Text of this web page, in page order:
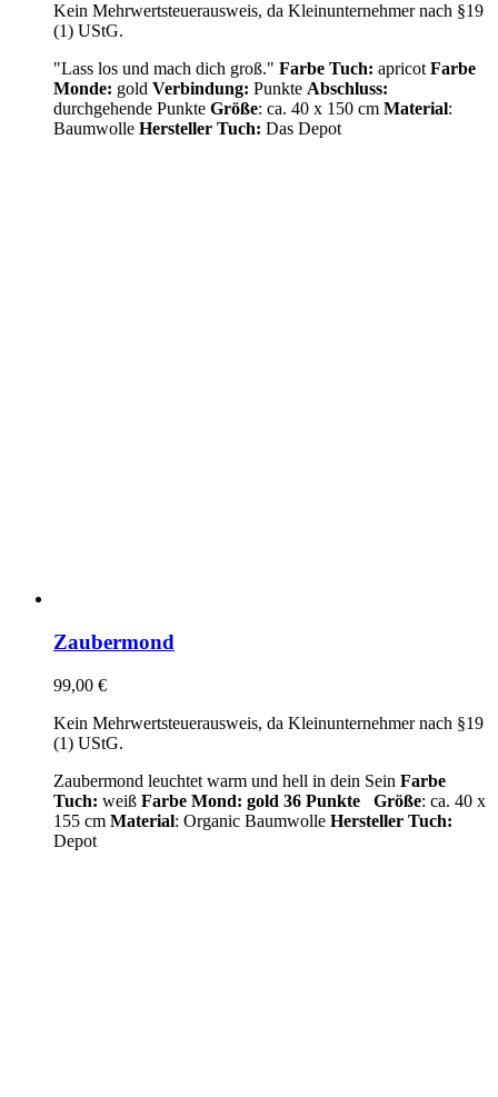
Kein Mehrwertsteuerausweis, da Kleinunternehmer nach §19
(1) UStG.
"Lass los und mach dich groß." Farbe Tuch: apricot Farbe
Monde: gold Verbindung: Punkte Abschluss:
durchgehende Punkte Größe: ca. 40 x 150 cm Material:
Baumwolle Hersteller Tuch: Das Depot
Zaubermond
99,00 €
Kein Mehrwertsteuerausweis, da Kleinunternehmer nach §19
(1) UStG.
Zaubermond leuchtet warm und hell in dein Sein Farbe
Tuch: weiß Farbe Mond: gold 36 Punkte Größe: ca. 40 x
155 cm Material: Organic Baumwolle Hersteller Tuch:
Depot